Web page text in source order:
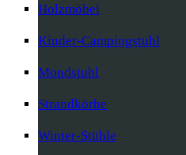
Holzmöbel
Kinder-Campingstuhl
Mondstuhl
Strandkörbe
Winter-Stühle